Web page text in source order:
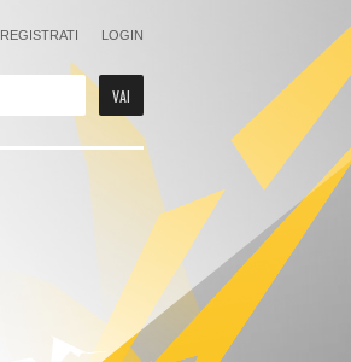
REGISTRATI LOGIN